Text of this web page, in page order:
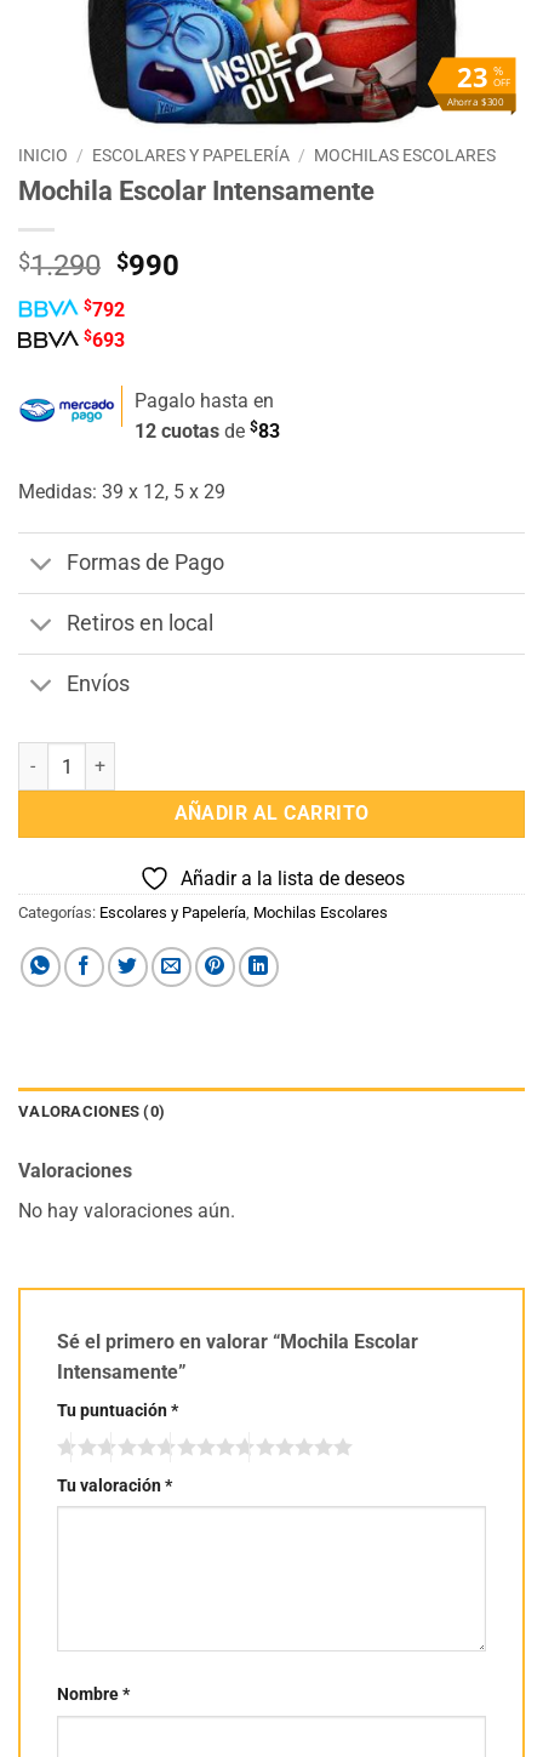
%
OFF
23
Ahorra $300
INICIO / ESCOLARES Y PAPELERÍA / MOCHILAS ESCOLARES
Mochila Escolar Intensamente
$1.290 El
precio
original
era:
$1.290.
$990
$792
$693
Pagalo hasta en
12 cuotas de $83
Medidas: 39 x 12, 5 x 29
Formas de Pago
Retiros en local
Envíos
Mochila Escolar Intensamente cantidad
AÑADIR AL CARRITO
Añadir a la lista de deseos
Categorías: Escolares y Papelería, Mochilas Escolares
VALORACIONES (0)
Valoraciones
No hay valoraciones aún.
Sé el primero en valorar “Mochila Escolar
Intensamente”
Tu puntuación*
Tu valoración*
Nombre*